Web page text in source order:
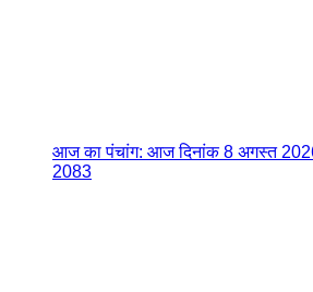
आज का पंचांग: आज दिनांक 8 अगस्त
2083